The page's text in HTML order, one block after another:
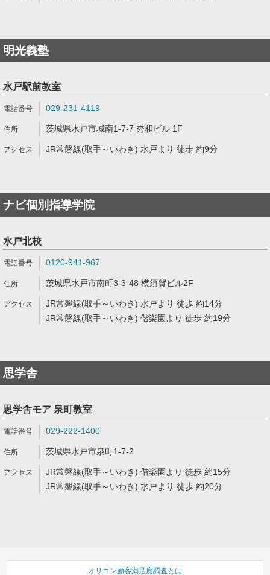
明光義塾
水戸駅前教室
029-231-4119
茨城県水戸市城南1-7-7 秀和ビル 1F
JR常磐線(取手～いわき) 水戸より 徒歩 約9分
ナビ個別指導学院
水戸北校
0120-941-967
茨城県水戸市南町3-3-48 横須賀ビル2F
JR常磐線(取手～いわき) 水戸より 徒歩 約14分
JR常磐線(取手～いわき) 偕楽園より 徒歩 約19分
思学舎
思学舎モア 泉町教室
029-222-1400
茨城県水戸市泉町1-7-2
JR常磐線(取手～いわき) 偕楽園より 徒歩 約15分
JR常磐線(取手～いわき) 水戸より 徒歩 約20分
オリコン顧客満足度調査とは